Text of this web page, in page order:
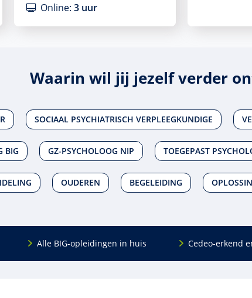
Online: 3 uur
Waarin wil jij jezelf verder
SOCIAAL PSYCHIATRISCH VERPLEEGKUNDIGE
BIG GZ-PSYCHOLOOG NIP TOEGEPAST
OUDEREN BEGELEIDING
Alle BIG-opleidingen in huis Cedeo-erkend